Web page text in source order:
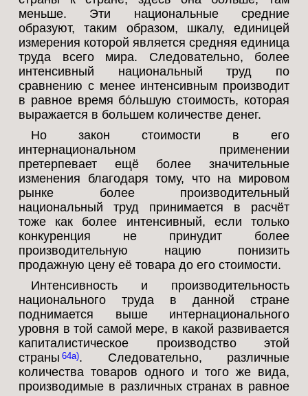
меньше. Эти национальные средние
образуют, таким образом, шкалу, единицей
измерения которой является средняя единица
труда всего мира. Следовательно, более
интенсивный национальный труд по
сравнению с менее интенсивным производит
в равное время бо́льшую стоимость, которая
выражается в большем количестве денег.
Но закон стоимости в его
интернациональном применении
претерпевает ещё более значительные
изменения благодаря тому, что на мировом
рынке более производительный
национальный труд принимается в расчёт
тоже как более интенсивный, если только
конкуренция не принудит более
производительную нацию понизить
продажную цену её товара до его стоимости.
Интенсивность и производительность
национального труда в данной стране
поднимается выше интернационального
уровня в той самой мере, в какой развивается
капиталистическое производство этой
страны 64a . Следовательно, различные
количества товаров одного и того же вида,
производимые в различных странах в равное